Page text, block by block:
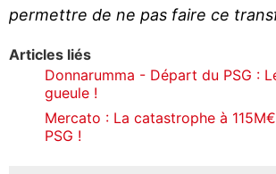
permettre de ne pas faire ce
Articles liés
Donnarumma - Départ du PSG :
gueule !
Mercato : La catastrophe à
PSG !